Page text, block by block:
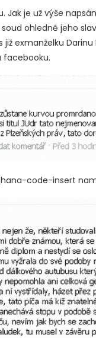
Jak je už výše
ohledně jeho
exmanželku
facebooku.
code-insert